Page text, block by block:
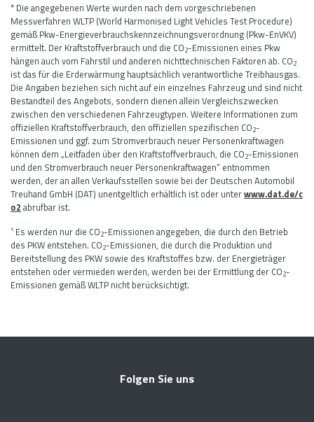
* Die angegebenen Werte wurden nach dem vorgeschriebenen
Messverfahren WLTP (World Harmonised Light Vehicles Test Procedure)
gemäß Pkw-Energieverbrauchskennzeichnungsverordnung (Pkw-EnVKV)
ermittelt. Der Kraftstoffverbrauch und die CO2-Emissionen eines Pkw
hängen auch vom Fahrstil und anderen nichttechnischen Faktoren ab. CO2
ist das für die Erderwärmung hauptsächlich verantwortliche Treibhausgas.
Die Angaben beziehen sich nicht auf ein einzelnes Fahrzeug und sind nicht
Bestandteil des Angebots, sondern dienen allein Vergleichszwecken
zwischen den verschiedenen Fahrzeugtypen. Weitere Informationen zum
offiziellen Kraftstoffverbrauch, den offiziellen spezifischen CO2-
Emissionen und ggf. zum Stromverbrauch neuer Personenkraftwagen
können dem „Leitfaden über den Kraftstoffverbrauch, die CO2-Emissionen
und den Stromverbrauch neuer Personenkraftwagen“ entnommen
werden, der an allen Verkaufsstellen sowie bei der Deutschen Automobil
Treuhand GmbH (DAT) unentgeltlich erhältlich ist oder unterwww.dat.de/c
o2 abrufbar ist.
¹ Es werden nur die CO2-Emissionen angegeben, die durch den Betrieb
des PKW entstehen. CO2-Emissionen, die durch die Produktion und
Bereitstellung des PKW sowie des Kraftstoffes bzw. der Energieträger
entstehen oder vermieden werden, werden bei der Ermittlung der CO2-
Emissionen gemäß WLTP nicht berücksichtigt.
Folgen Sie uns